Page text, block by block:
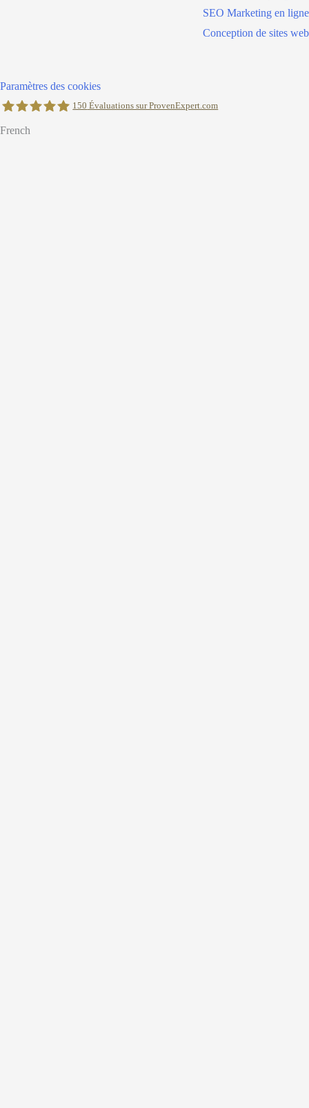
SEO Marketing en ligne
Conception de sites web
Paramètres des cookies
150 Évaluations sur ProvenExpert.com
French